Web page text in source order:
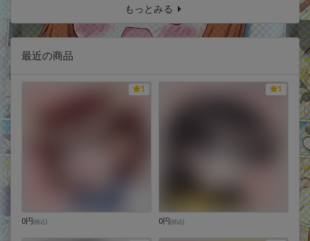
もっとみる
最近の商品
1
0円(税込)
1
0円(税込)